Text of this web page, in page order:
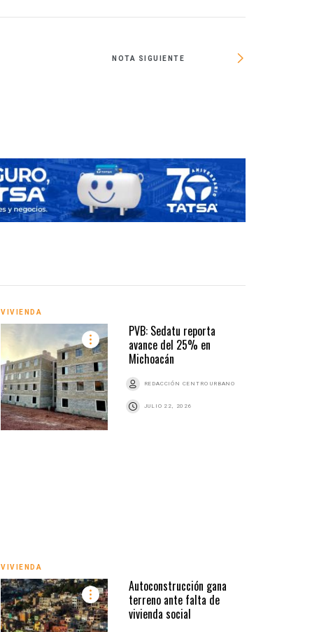
NOTA SIGUIENTE
VIVIENDA
PVB: Sedatu reporta
avance del 25% en
Michoacán
REDACCIÓN CENTRO URBANO
JULIO 22, 2026
VIVIENDA
Autoconstrucción gana
terreno ante falta de
vivienda social